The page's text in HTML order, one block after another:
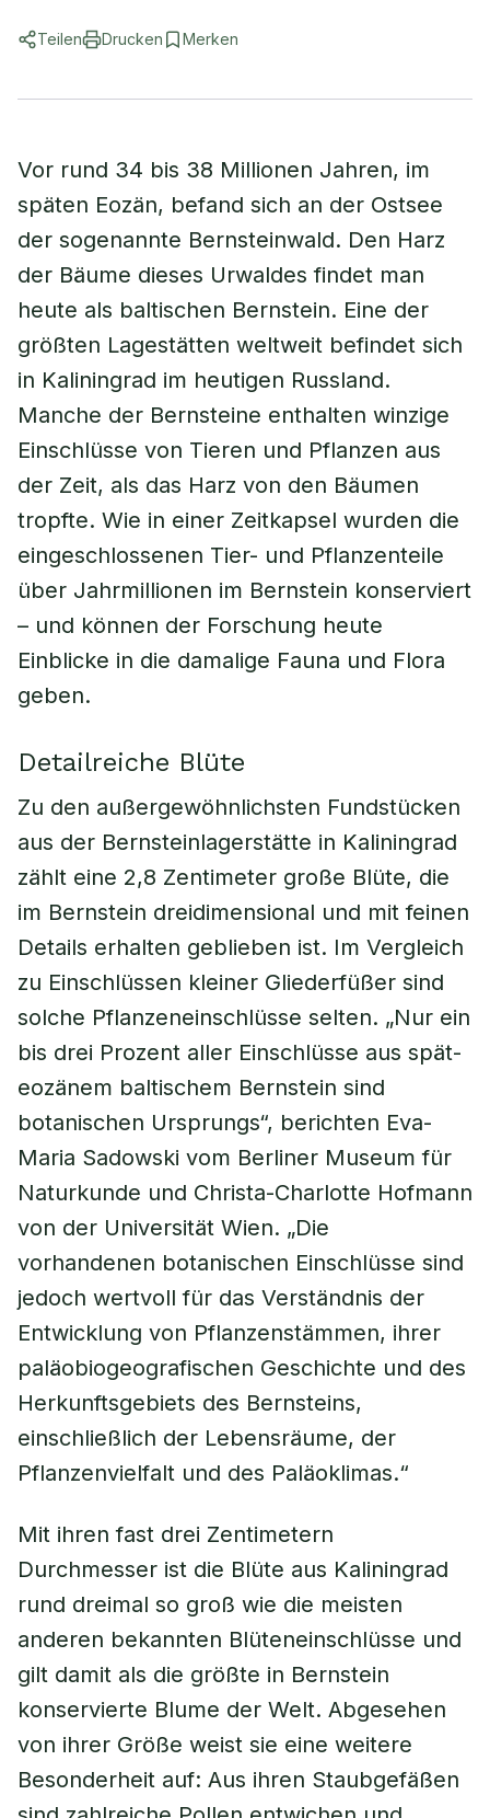
Teilen Drucken Merken
Vor rund 34 bis 38 Millionen Jahren, im
späten Eozän, befand sich an der Ostsee
der sogenannte Bernsteinwald. Den Harz
der Bäume dieses Urwaldes findet man
heute als baltischen Bernstein. Eine der
größten Lagestätten weltweit befindet sich
in Kaliningrad im heutigen Russland.
Manche der Bernsteine enthalten winzige
Einschlüsse von Tieren und Pflanzen aus
der Zeit, als das Harz von den Bäumen
tropfte. Wie in einer Zeitkapsel wurden die
eingeschlossenen Tier- und Pflanzenteile
über Jahrmillionen im Bernstein konserviert
– und können der Forschung heute
Einblicke in die damalige Fauna und Flora
geben.
Detailreiche Blüte
Zu den außergewöhnlichsten Fundstücken
aus der Bernsteinlagerstätte in Kaliningrad
zählt eine 2,8 Zentimeter große Blüte, die
im Bernstein dreidimensional und mit feinen
Details erhalten geblieben ist. Im Vergleich
zu Einschlüssen kleiner Gliederfüßer sind
solche Pflanzeneinschlüsse selten. „Nur ein
bis drei Prozent aller Einschlüsse aus spät-
eozänem baltischem Bernstein sind
botanischen Ursprungs“, berichten Eva-
Maria Sadowski vom Berliner Museum für
Naturkunde und Christa-Charlotte Hofmann
von der Universität Wien. „Die
vorhandenen botanischen Einschlüsse sind
jedoch wertvoll für das Verständnis der
Entwicklung von Pflanzenstämmen, ihrer
paläobiogeografischen Geschichte und des
Herkunftsgebiets des Bernsteins,
einschließlich der Lebensräume, der
Pflanzenvielfalt und des Paläoklimas.“
Mit ihren fast drei Zentimetern
Durchmesser ist die Blüte aus Kaliningrad
rund dreimal so groß wie die meisten
anderen bekannten Blüteneinschlüsse und
gilt damit als die größte in Bernstein
konservierte Blume der Welt. Abgesehen
von ihrer Größe weist sie eine weitere
Besonderheit auf: Aus ihren Staubgefäßen